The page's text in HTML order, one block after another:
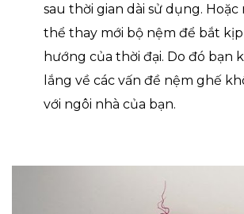
sau thời gian dài sử dụng. Hoặc
thể thay mới bộ nệm để bắt
hướng của thời đại. Do đó bạn
lắng về các vấn đề nệm ghế
với ngôi nhà của bạn.